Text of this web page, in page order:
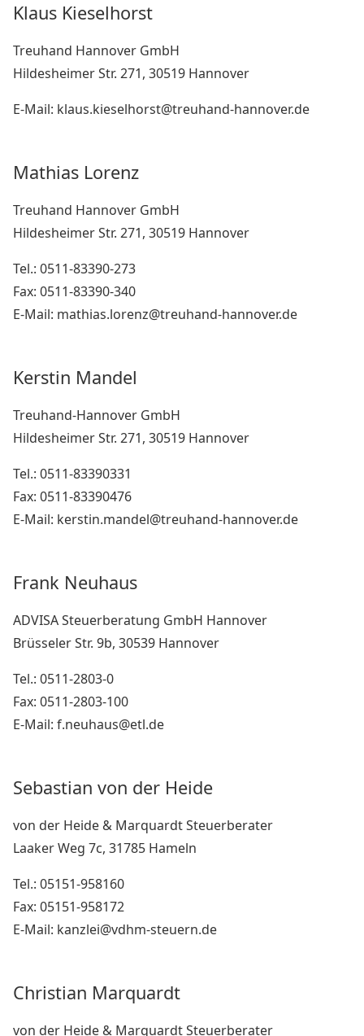
Klaus Kieselhorst
Treuhand Hannover GmbH
Hildesheimer Str. 271, 30519 Hannover
E-Mail: klaus.kieselhorst@treuhand-hannover.de
Mathias Lorenz
Treuhand Hannover GmbH
Hildesheimer Str. 271, 30519 Hannover
Tel.: 0511-83390-273
Fax: 0511-83390-340
E-Mail: mathias.lorenz@treuhand-hannover.de
Kerstin Mandel
Treuhand-Hannover GmbH
Hildesheimer Str. 271, 30519 Hannover
Tel.: 0511-83390331
Fax: 0511-83390476
E-Mail: kerstin.mandel@treuhand-hannover.de
Frank Neuhaus
ADVISA Steuerberatung GmbH Hannover
Brüsseler Str. 9b, 30539 Hannover
Tel.: 0511-2803-0
Fax: 0511-2803-100
E-Mail: f.neuhaus@etl.de
Sebastian von der Heide
von der Heide & Marquardt Steuerberater
Laaker Weg 7c, 31785 Hameln
Tel.: 05151-958160
Fax: 05151-958172
E-Mail: kanzlei@vdhm-steuern.de
Christian Marquardt
von der Heide & Marquardt Steuerberater